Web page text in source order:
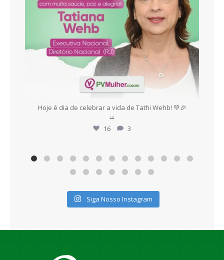
Hoje é dia de celebrar a vida de Tathi Wehb! 💚🎉
...
16
3
Siga Nosso Instagram